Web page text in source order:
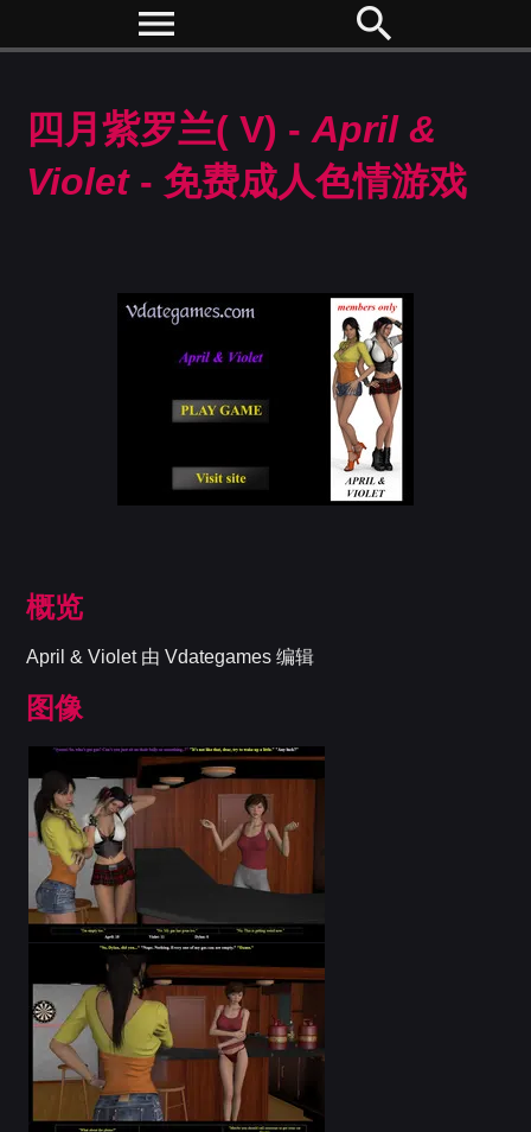
menu search
四月紫罗兰( V) -April &
Violet- 免费成人色情游戏
概览
April & Violet 由 Vdategames 编辑
图像